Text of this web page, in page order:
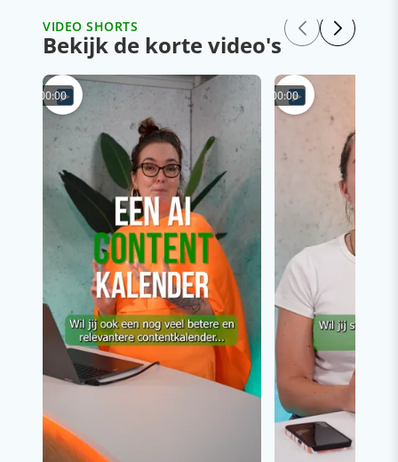
VIDEO SHORTS
Bekijk de korte video's
00:00 00:00